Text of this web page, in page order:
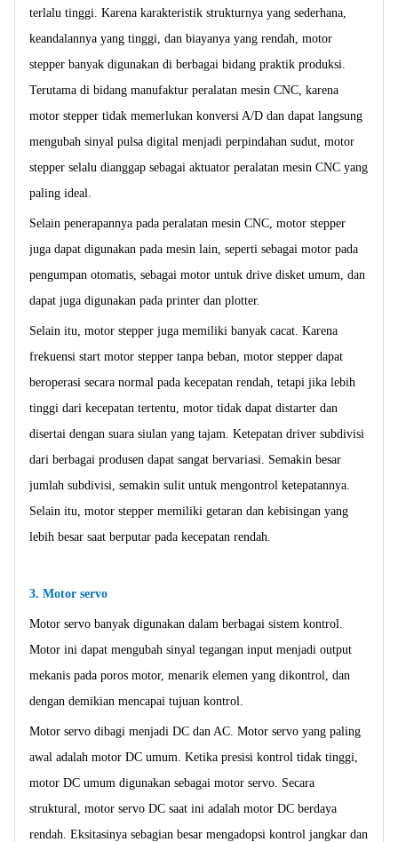
terlalu tinggi. Karena karakteristik strukturnya yang sederhana,
keandalannya yang tinggi, dan biayanya yang rendah, motor
stepper banyak digunakan di berbagai bidang praktik produksi.
Terutama di bidang manufaktur peralatan mesin CNC, karena
motor stepper tidak memerlukan konversi A/D dan dapat langsung
mengubah sinyal pulsa digital menjadi perpindahan sudut, motor
stepper selalu dianggap sebagai aktuator peralatan mesin CNC yang
paling ideal.
Selain penerapannya pada peralatan mesin CNC, motor stepper
juga dapat digunakan pada mesin lain, seperti sebagai motor pada
pengumpan otomatis, sebagai motor untuk drive disket umum, dan
dapat juga digunakan pada printer dan plotter.
Selain itu, motor stepper juga memiliki banyak cacat. Karena
frekuensi start motor stepper tanpa beban, motor stepper dapat
beroperasi secara normal pada kecepatan rendah, tetapi jika lebih
tinggi dari kecepatan tertentu, motor tidak dapat distarter dan
disertai dengan suara siulan yang tajam. Ketepatan driver subdivisi
dari berbagai produsen dapat sangat bervariasi. Semakin besar
jumlah subdivisi, semakin sulit untuk mengontrol ketepatannya.
Selain itu, motor stepper memiliki getaran dan kebisingan yang
lebih besar saat berputar pada kecepatan rendah.
3. Motor servo
Motor servo banyak digunakan dalam berbagai sistem kontrol.
Motor ini dapat mengubah sinyal tegangan input menjadi output
mekanis pada poros motor, menarik elemen yang dikontrol, dan
dengan demikian mencapai tujuan kontrol.
Motor servo dibagi menjadi DC dan AC. Motor servo yang paling
awal adalah motor DC umum. Ketika presisi kontrol tidak tinggi,
motor DC umum digunakan sebagai motor servo. Secara
struktural, motor servo DC saat ini adalah motor DC berdaya
rendah. Eksitasinya sebagian besar mengadopsi kontrol jangkar dan